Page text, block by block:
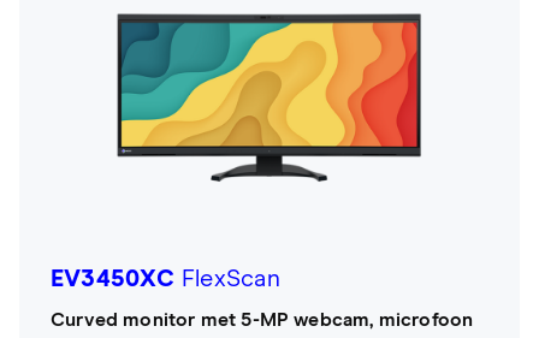
EV3450XC FlexScan
Curved monitor met 5-MP webcam, microfoon